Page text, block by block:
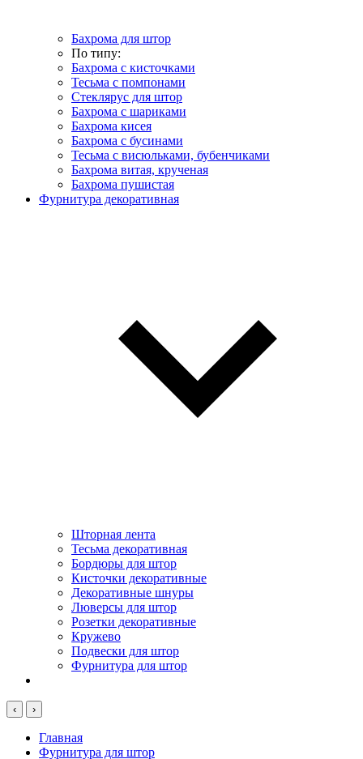
Бахрома для штор
По типу:
Бахрома с кисточками
Тесьма с помпонами
Стеклярус для штор
Бахрома с шариками
Бахрома кисея
Бахрома с бусинами
Тесьма с висюльками, бубенчиками
Бахрома витая, крученая
Бахрома пушистая
Фурнитура декоративная
Шторная лента
Тесьма декоративная
Бордюры для штор
Кисточки декоративные
Декоративные шнуры
Люверсы для штор
Розетки декоративные
Кружево
Подвески для штор
Фурнитура для штор
‹ ›
Главная
Фурнитура для штор